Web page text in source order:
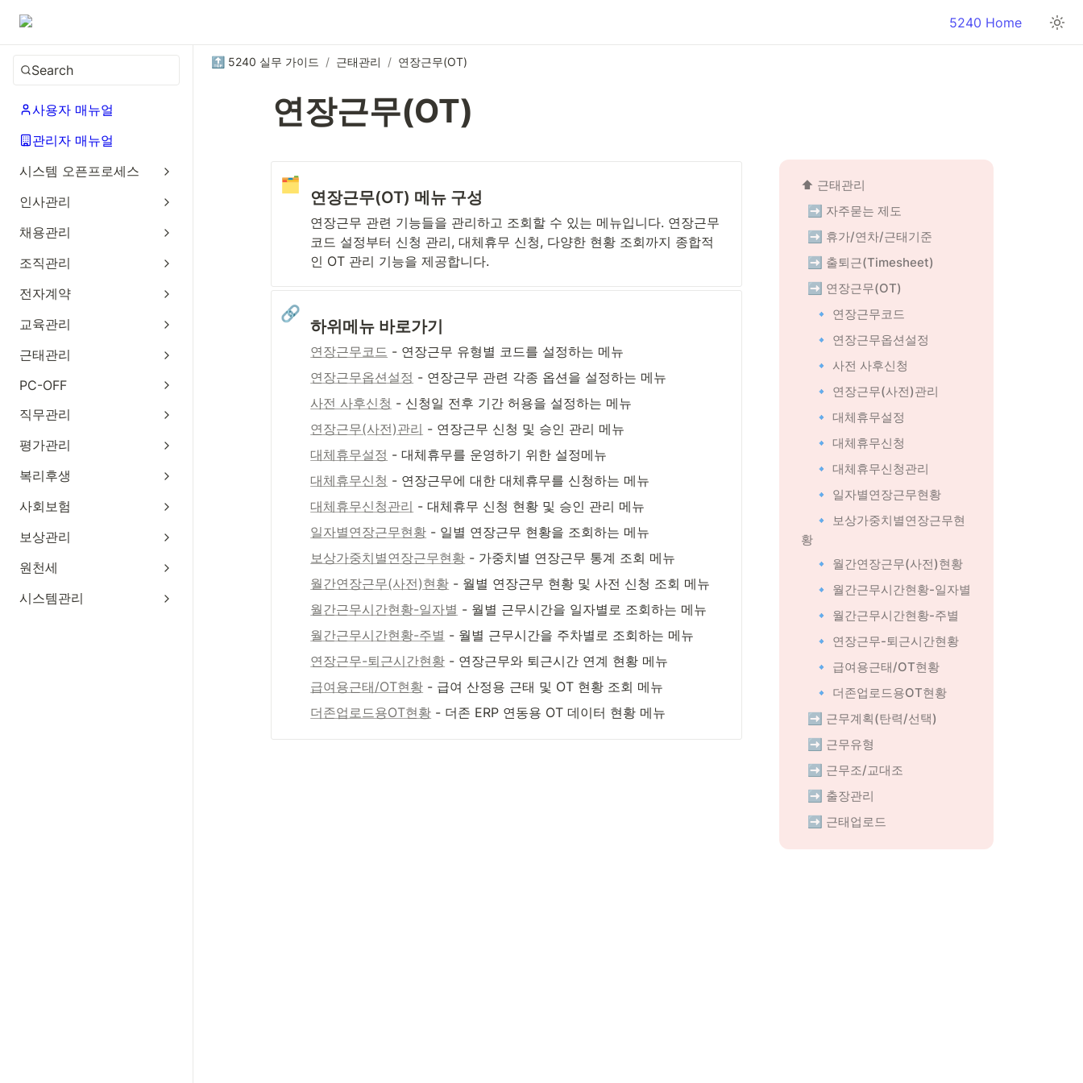
5240 Home
Search
사용자 매뉴얼
관리자 매뉴얼
시스템 오픈프로세스
인사관리
채용관리
조직관리
전자계약
교육관리
근태관리
PC-OFF
직무관리
평가관리
복리후생
사회보험
보상관리
원천세
시스템관리
🔝 5240 실무 가이드 / 근태관리 / 연장근무(OT)
연장근무(OT)
🗂️
연장근무(OT) 메뉴 구성
연장근무 관련 기능들을 관리하고 조회할 수 있는 메뉴입니다. 연장근무
코드 설정부터 신청 관리, 대체휴무 신청, 다양한 현황 조회까지 종합적
인 OT 관리 기능을 제공합니다.
🔗
하위메뉴 바로가기
연장근무코드 - 연장근무 유형별 코드를 설정하는 메뉴
연장근무옵션설정 - 연장근무 관련 각종 옵션을 설정하는 메뉴
사전 사후신청 - 신청일 전후 기간 허용을 설정하는 메뉴
연장근무(사전)관리 - 연장근무 신청 및 승인 관리 메뉴
대체휴무설정 - 대체휴무를 운영하기 위한 설정메뉴
대체휴무신청 - 연장근무에 대한 대체휴무를 신청하는 메뉴
대체휴무신청관리 - 대체휴무 신청 현황 및 승인 관리 메뉴
일자별연장근무현황 - 일별 연장근무 현황을 조회하는 메뉴
보상가중치별연장근무현황 - 가중치별 연장근무 통계 조회 메뉴
월간연장근무(사전)현황 - 월별 연장근무 현황 및 사전 신청 조회 메뉴
월간근무시간현황-일자별 - 월별 근무시간을 일자별로 조회하는 메뉴
월간근무시간현황-주별 - 월별 근무시간을 주차별로 조회하는 메뉴
연장근무-퇴근시간현황 - 연장근무와 퇴근시간 연계 현황 메뉴
급여용근태/OT현황 - 급여 산정용 근태 및 OT 현황 조회 메뉴
더존업로드용OT현황 - 더존 ERP 연동용 OT 데이터 현황 메뉴
⬆️ 근태관리
➡️ 자주묻는 제도
➡️ 휴가/연차/근태기준
➡️ 출퇴근(Timesheet)
➡️ 연장근무(OT)
🔹 연장근무코드
🔹 연장근무옵션설정
🔹 사전 사후신청
🔹 연장근무(사전)관리
🔹 대체휴무설정
🔹 대체휴무신청
🔹 대체휴무신청관리
🔹 일자별연장근무현황
🔹 보상가중치별연장근무현
황
🔹 월간연장근무(사전)현황
🔹 월간근무시간현황-일자별
🔹 월간근무시간현황-주별
🔹 연장근무-퇴근시간현황
🔹 급여용근태/OT현황
🔹 더존업로드용OT현황
➡️ 근무계획(탄력/선택)
➡️ 근무유형
➡️ 근무조/교대조
➡️ 출장관리
➡️ 근태업로드